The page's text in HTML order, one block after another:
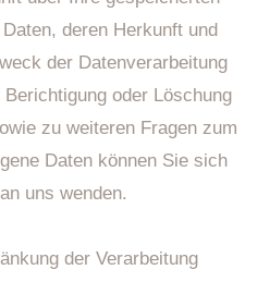
deren Herkunft und
der Datenverarbeitung
oder Löschung
zu weiteren Fragen zum
Daten können Sie sich
uns wenden.
der Verarbeitung